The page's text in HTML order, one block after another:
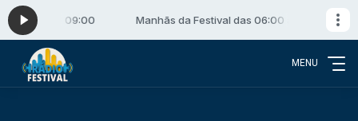
06:00 às 09:00 Manhãs da Festival das 06:00 às 09:00
MENU